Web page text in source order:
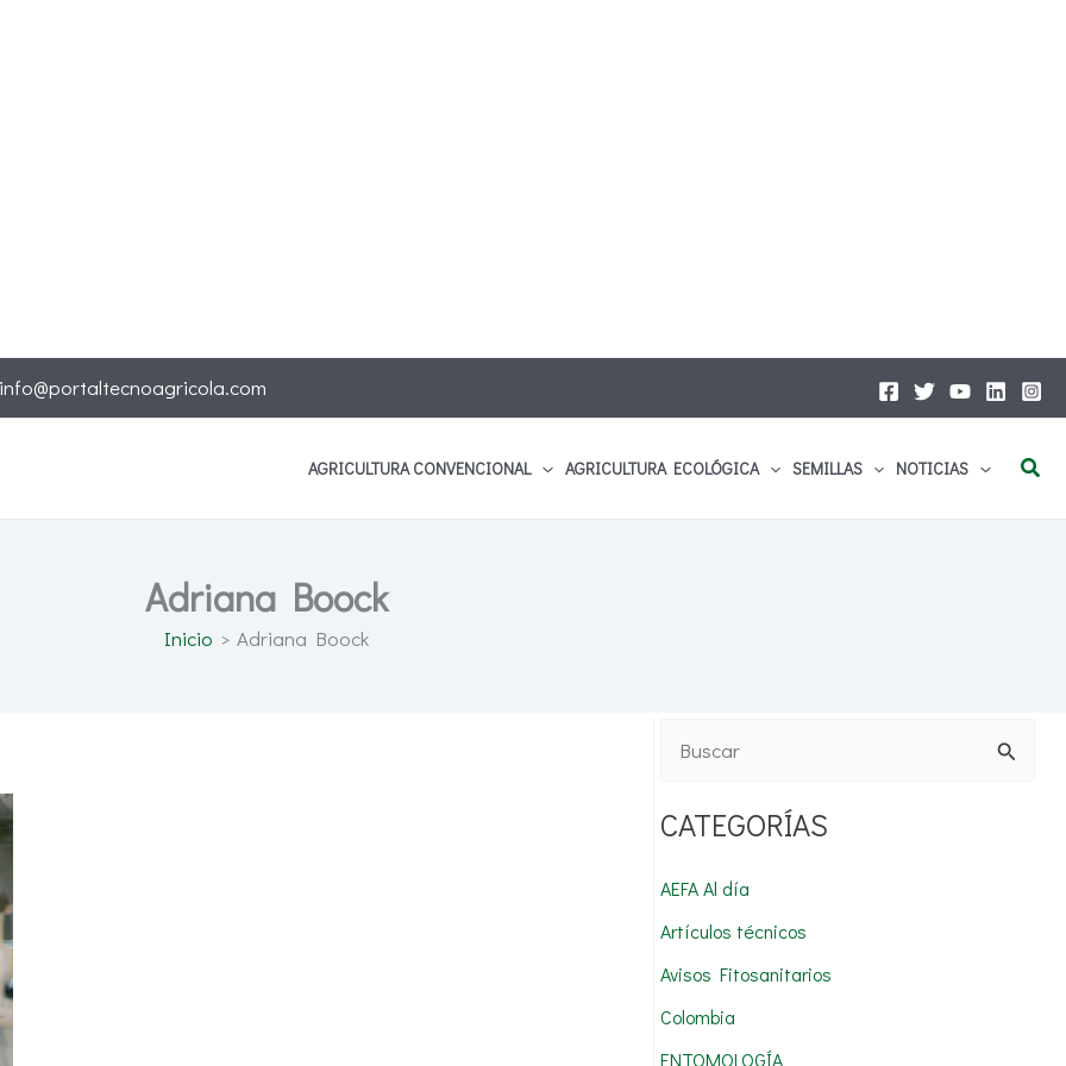
info@portaltecnoagricola.com
AGRICULTURA CONVENCIONAL AGRICULTURA ECOLÓGICA SEMILLAS NOTICIAS
Adriana Boock
Inicio Adriana Boock
s
r
p
o
r
CATEGORÍAS
AEFA Al día
Artículos técnicos
Avisos Fitosanitarios
Colombia
ENTOMOLOGÍA